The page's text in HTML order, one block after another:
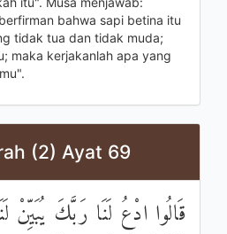
bahwa sapi betina itu
tidak tua dan tidak muda;
maka kerjakanlah apa yang
(2) Ayat 69
قَالُوا ادْعُ لَنَا رَبَّكَ يُبَيِّنْ